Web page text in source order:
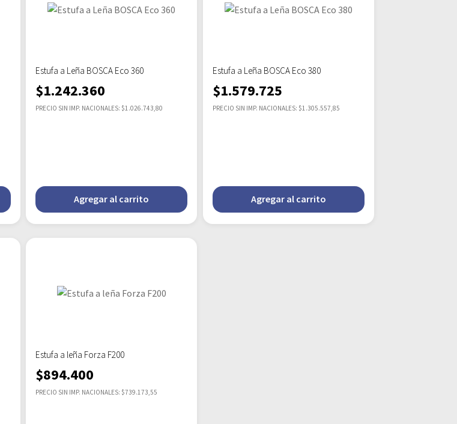
Estufa a Leña BOSCA Eco 360
$1.242.360
PRECIO SIN IMP. NACIONALES: $1.026.743,80
Agregar al carrito
Estufa a Leña BOSCA Eco 380
$1.579.725
PRECIO SIN IMP. NACIONALES: $1.305.557,85
Agregar al carrito
Estufa a leña Forza F200
$894.400
PRECIO SIN IMP. NACIONALES: $739.173,55